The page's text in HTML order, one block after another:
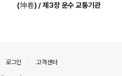
(坤卷) / 제3장 운수 교통기관
로그인 고객센터